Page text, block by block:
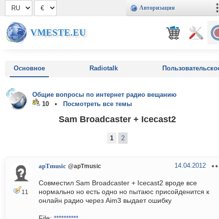
Авторизация
VMESTE.EU
Основное Radiotalk
Общие вопросы по интернет радио вещанию
10 •
Посмотреть все темы
Sam Broadcaster + Icecast2
1 2
11
apTmusic @apTmusic 14.04.2012
Совместил Sam Broadcaster + Icecast2 вроде все
нормально но есть одно но пытаюс присойденится к
онлайн радио через Aim3 выдает ошибку